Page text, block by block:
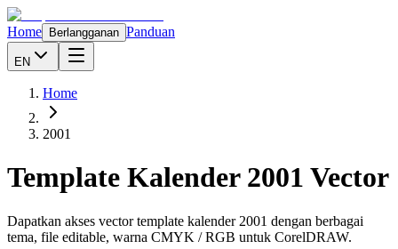
Home Berlangganan Panduan
EN
Home
2001
Template Kalender 2001 Vector
Dapatkan akses vector template kalender 2001 dengan berbagai
tema, file editable, warna CMYK / RGB untuk CorelDRAW.